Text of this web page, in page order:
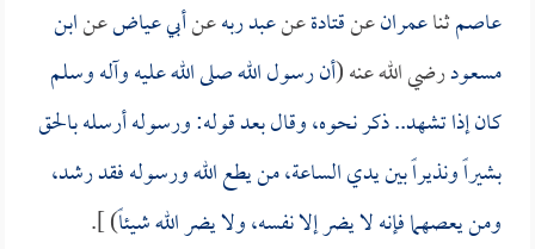
عاصمثناعمرانعنقتادةعنعبد ربهعنأبي عياضعنابن
مسعودرضي الله عنه (أن رسول الله صلى الله عليه وآله وسلم
كان إذا تشهد.. ذكر نحوه، وقال بعد قوله: ورسوله أرسله بالحق
بشيراً ونذيراً بين يدي الساعة، من يطع الله ورسوله فقد رشد،
ومن يعصهما فإنه لا يضر إلا نفسه، ولا يضر الله شيئاً) ].